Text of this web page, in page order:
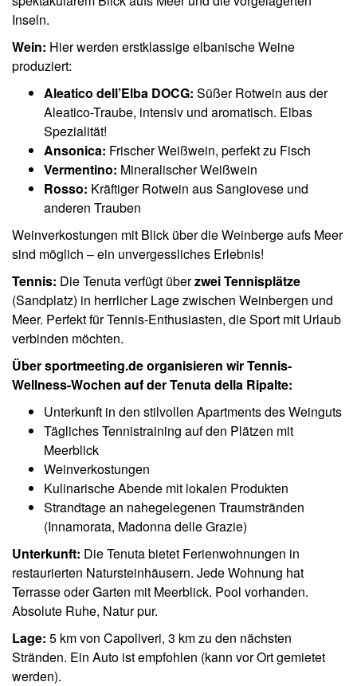
Inseln.
Wein: Hier werden erstklassige elbanische Weine
produziert:
Aleatico dell’Elba DOCG: Süßer Rotwein aus der
Aleatico-Traube, intensiv und aromatisch. Elbas
Spezialität!
Ansonica: Frischer Weißwein, perfekt zu Fisch
Vermentino: Mineralischer Weißwein
Rosso: Kräftiger Rotwein aus Sangiovese und
anderen Trauben
Weinverkostungen mit Blick über die Weinberge aufs Meer
sind möglich – ein unvergessliches Erlebnis!
Tennis: Die Tenuta verfügt überzwei Tennisplätze
(Sandplatz) in herrlicher Lage zwischen Weinbergen und
Meer. Perfekt für Tennis-Enthusiasten, die Sport mit Urlaub
verbinden möchten.
Über sportmeeting.de organisieren wir Tennis-
Wellness-Wochen auf der Tenuta della Ripalte:
Unterkunft in den stilvollen Apartments des Weinguts
Tägliches Tennistraining auf den Plätzen mit
Meerblick
Weinverkostungen
Kulinarische Abende mit lokalen Produkten
Strandtage an nahegelegenen Traumstränden
(Innamorata, Madonna delle Grazie)
Unterkunft: Die Tenuta bietet Ferienwohnungen in
restaurierten Natursteinhäusern. Jede Wohnung hat
Terrasse oder Garten mit Meerblick. Pool vorhanden.
Absolute Ruhe, Natur pur.
Lage: 5 km von Capoliveri, 3 km zu den nächsten
Stränden. Ein Auto ist empfohlen (kann vor Ort gemietet
werden).